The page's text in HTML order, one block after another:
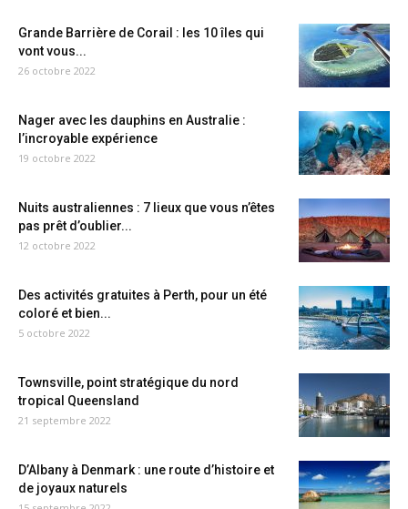
Grande Barrière de Corail : les 10 îles qui
vont vous...
26 octobre 2022
Nager avec les dauphins en Australie :
l’incroyable expérience
19 octobre 2022
Nuits australiennes : 7 lieux que vous n’êtes
pas prêt d’oublier...
12 octobre 2022
Des activités gratuites à Perth, pour un été
coloré et bien...
5 octobre 2022
Townsville, point stratégique du nord
tropical Queensland
21 septembre 2022
D’Albany à Denmark : une route d’histoire et
de joyaux naturels